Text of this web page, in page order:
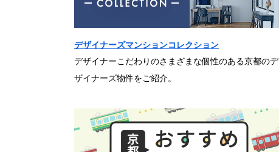
デザイナーズマンションコレクション
デザイナーこだわりのさまざまな個性のある京都のデ
ザイナーズ物件をご紹介。